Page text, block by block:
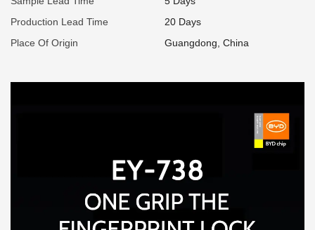
Production Lead Time
20 Days
Place Of Origin
Guangdong, China